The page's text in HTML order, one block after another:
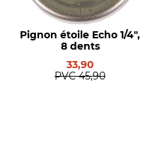
Husqvarna 272 (à partir de SN
0510000)
Type de produit
Pignon annulaire
Pignon étoile Echo 1/4",
8 dents
33,90
PVC 45,90